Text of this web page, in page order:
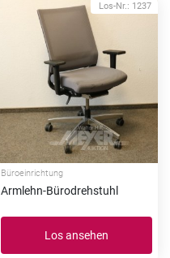
Los-Nr.: 1237
Büroeinrichtung
Armlehn-Bürodrehstuhl
Los ansehen